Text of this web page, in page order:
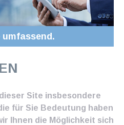
Site insbesondere
für Sie Bedeutung haben
Ihnen die Möglichkeit sich